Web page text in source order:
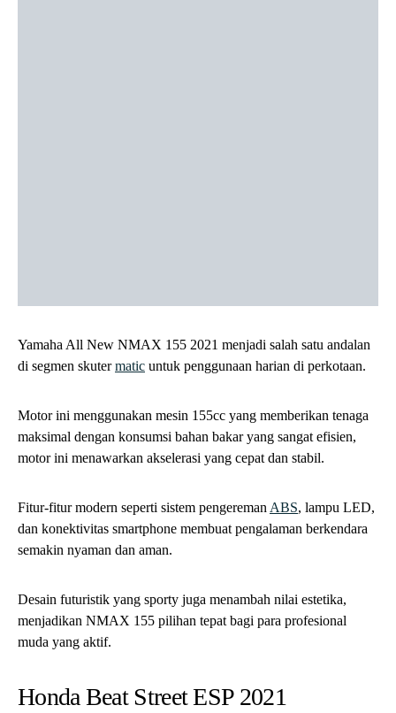
Yamaha All New NMAX 155 2021 menjadi salah satu andalan
di segmen skutermatic untuk penggunaan harian di perkotaan.
Motor ini menggunakan mesin 155cc yang memberikan tenaga
maksimal dengan konsumsi bahan bakar yang sangat efisien,
motor ini menawarkan akselerasi yang cepat dan stabil.
Fitur-fitur modern seperti sistem pengereman ABS, lampu LED,
dan konektivitas smartphone membuat pengalaman berkendara
semakin nyaman dan aman.
Desain futuristik yang sporty juga menambah nilai estetika,
menjadikan NMAX 155 pilihan tepat bagi para profesional
muda yang aktif.
Honda Beat Street ESP 2021